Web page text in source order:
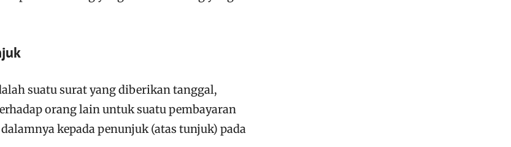
suatu surat yang diberikan tanggal,
orang lain untuk suatu pembayaran
kepada penunjuk (atas tunjuk) pada